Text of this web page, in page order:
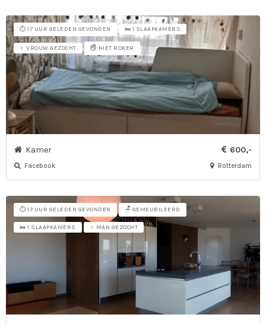
⏱️ 17 UUR GELEDEN GEVONDEN 🛌 1 SLAAPKAMERS
♀ VROUW GEZOCHT 🚭 NIET ROKER
Kamer 600,-
Facebook Rotterdam
⏱️ 17 UUR GELEDEN GEVONDEN 🪑 GEMEUBILEERD
🛌 1 SLAAPKAMERS ♂ MAN GEZOCHT